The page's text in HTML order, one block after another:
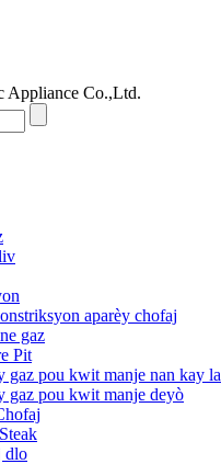
Appliance Co.,Ltd.
aparèy chofaj
gaz
Pit
gaz pou kwit manje nan kay la
gaz pou kwit manje deyò
dlo